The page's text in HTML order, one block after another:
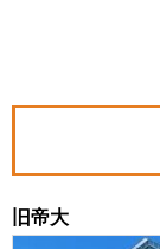
旧帝大